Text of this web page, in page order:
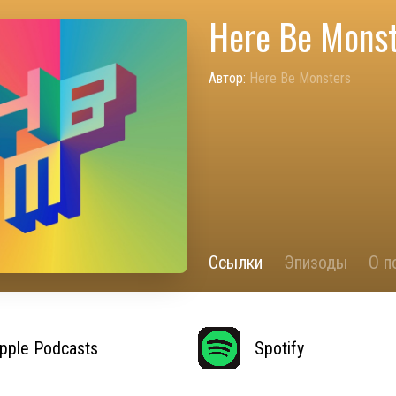
Here Be
Автор: Here Be Monsters
Ссылки Эпизоды О
Podcasts Spotify